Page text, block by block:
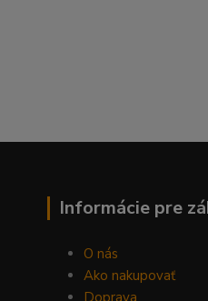
Informácie pre
O nás
Ako nakupovať
Doprava